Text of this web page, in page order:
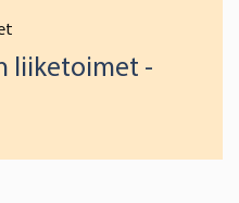
liiketoimet -